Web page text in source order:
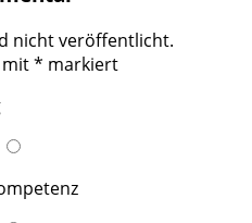
nicht veröffentlicht.
mit* markiert